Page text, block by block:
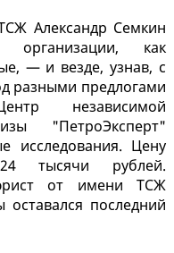
Александр Семкин
как
— и везде, узнав, с
разными предлогами
независимой
"ПетроЭксперт"
исследования. Цену
тысячи рублей.
юрист от имени ТСЖ
последний